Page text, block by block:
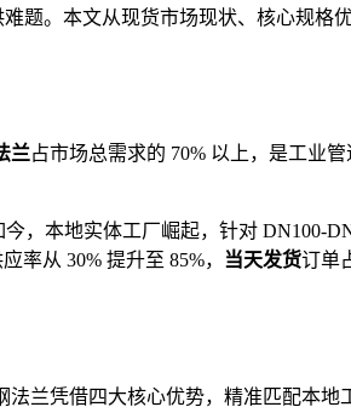
题。本文从现货市场现状、核心规格
兰占市场总需求的 70% 以上，是工业
，本地实体工厂崛起，针对 DN100-
率从 30% 提升至 85%，
当天发货订单
兰凭借四大核心优势，精准匹配本地